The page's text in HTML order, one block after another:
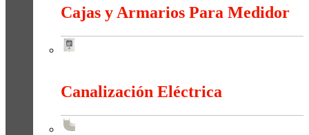
Cajas y Armarios Para Medidor
Canalización Eléctrica